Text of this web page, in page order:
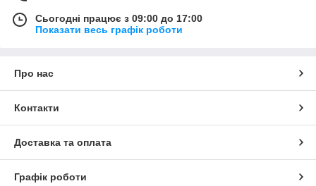
Сьогодні працює з 09:00 до 17:00
Показати весь графік роботи
Про нас
Контакти
Доставка та оплата
Графік роботи